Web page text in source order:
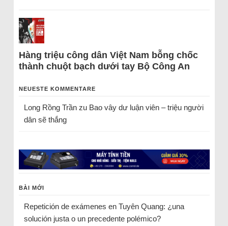
Hàng triệu công dân Việt Nam bỗng chốc
thành chuột bạch dưới tay Bộ Công An
NEUESTE KOMMENTARE
Long Rồng Trầnzu Bao vây dư luận viên – triệu người
dân sẽ thắng
BÀI MỚI
Repetición de exámenes en Tuyên Quang: ¿una
solución justa o un precedente polémico?